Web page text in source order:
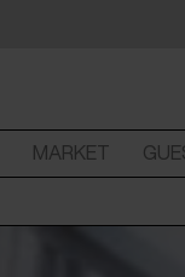
MARKET